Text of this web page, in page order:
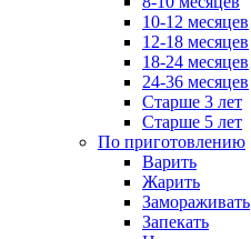
10-12 месяцев
12-18 месяцев
18-24 месяцев
24-36 месяцев
Старше 3 лет
Старше 5 лет
По приготовлению
Варить
Жарить
Замораживать
Запекать